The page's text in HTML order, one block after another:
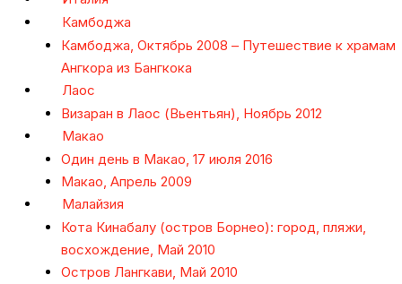
Камбоджа
Камбоджа, Октябрь 2008 – Путешествие к храмам
Ангкора из Бангкока
Лаос
Визаран в Лаос (Вьентьян), Ноябрь 2012
Макао
Один день в Макао, 17 июля 2016
Макао, Апрель 2009
Малайзия
Кота Кинабалу (остров Борнео): город, пляжи,
восхождение, Май 2010
Остров Лангкави, Май 2010